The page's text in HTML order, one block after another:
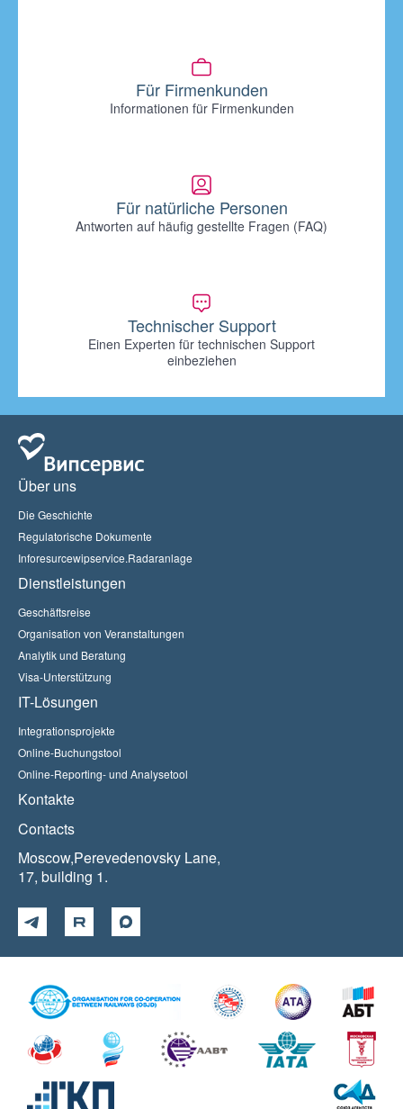
Für Firmenkunden
Informationen für Firmenkunden
Für natürliche Personen
Antworten auf häufig gestellte Fragen (FAQ)
Technischer Support
Einen Experten für technischen Support
einbeziehen
Über uns
Die Geschichte
Regulatorische Dokumente
Inforesurcewipservice.Radaranlage
Dienstleistungen
Geschäftsreise
Organisation von Veranstaltungen
Analytik und Beratung
Visa-Unterstützung
IT-Lösungen
Integrationsprojekte
Online-Buchungstool
Online-Reporting- und Analysetool
Kontakte
Contacts
Moscow,Perevedenovsky Lane,
17, building 1.